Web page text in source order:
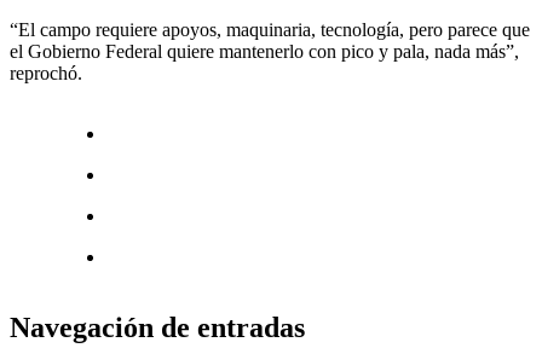
“El campo requiere apoyos, maquinaria, tecnología, pero parece que
el Gobierno Federal quiere mantenerlo con pico y pala, nada más”,
reprochó.
Navegación de entradas